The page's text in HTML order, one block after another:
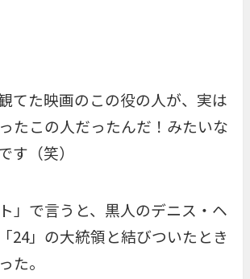
てた映画のこの役の人が、実は
たこの人だったんだ！みたいな
す（笑）
」で言うと、黒人のデニス・ヘ
24」の大統領と結びついたとき
た。